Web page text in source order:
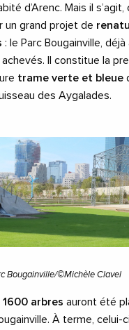
d’Arenc. Mais il
un grand projet de
: le Parc Bougainville,
Il constitue la
trame verte et bleue
des Aygalades.
Bougainville/©Michèle Clavel
1600 arbres auront été
À terme, celui-